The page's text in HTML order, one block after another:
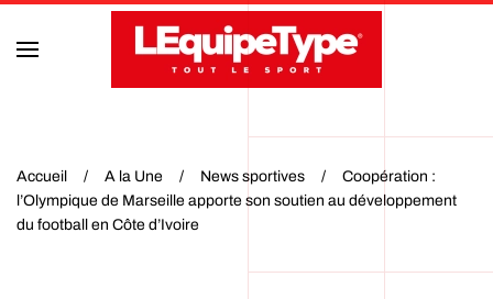
Accéder au contenu principal
Accueil A la Une News sportives
Coopération :
l’Olympique de Marseille apporte son soutien au développement
du football en Côte d’Ivoire